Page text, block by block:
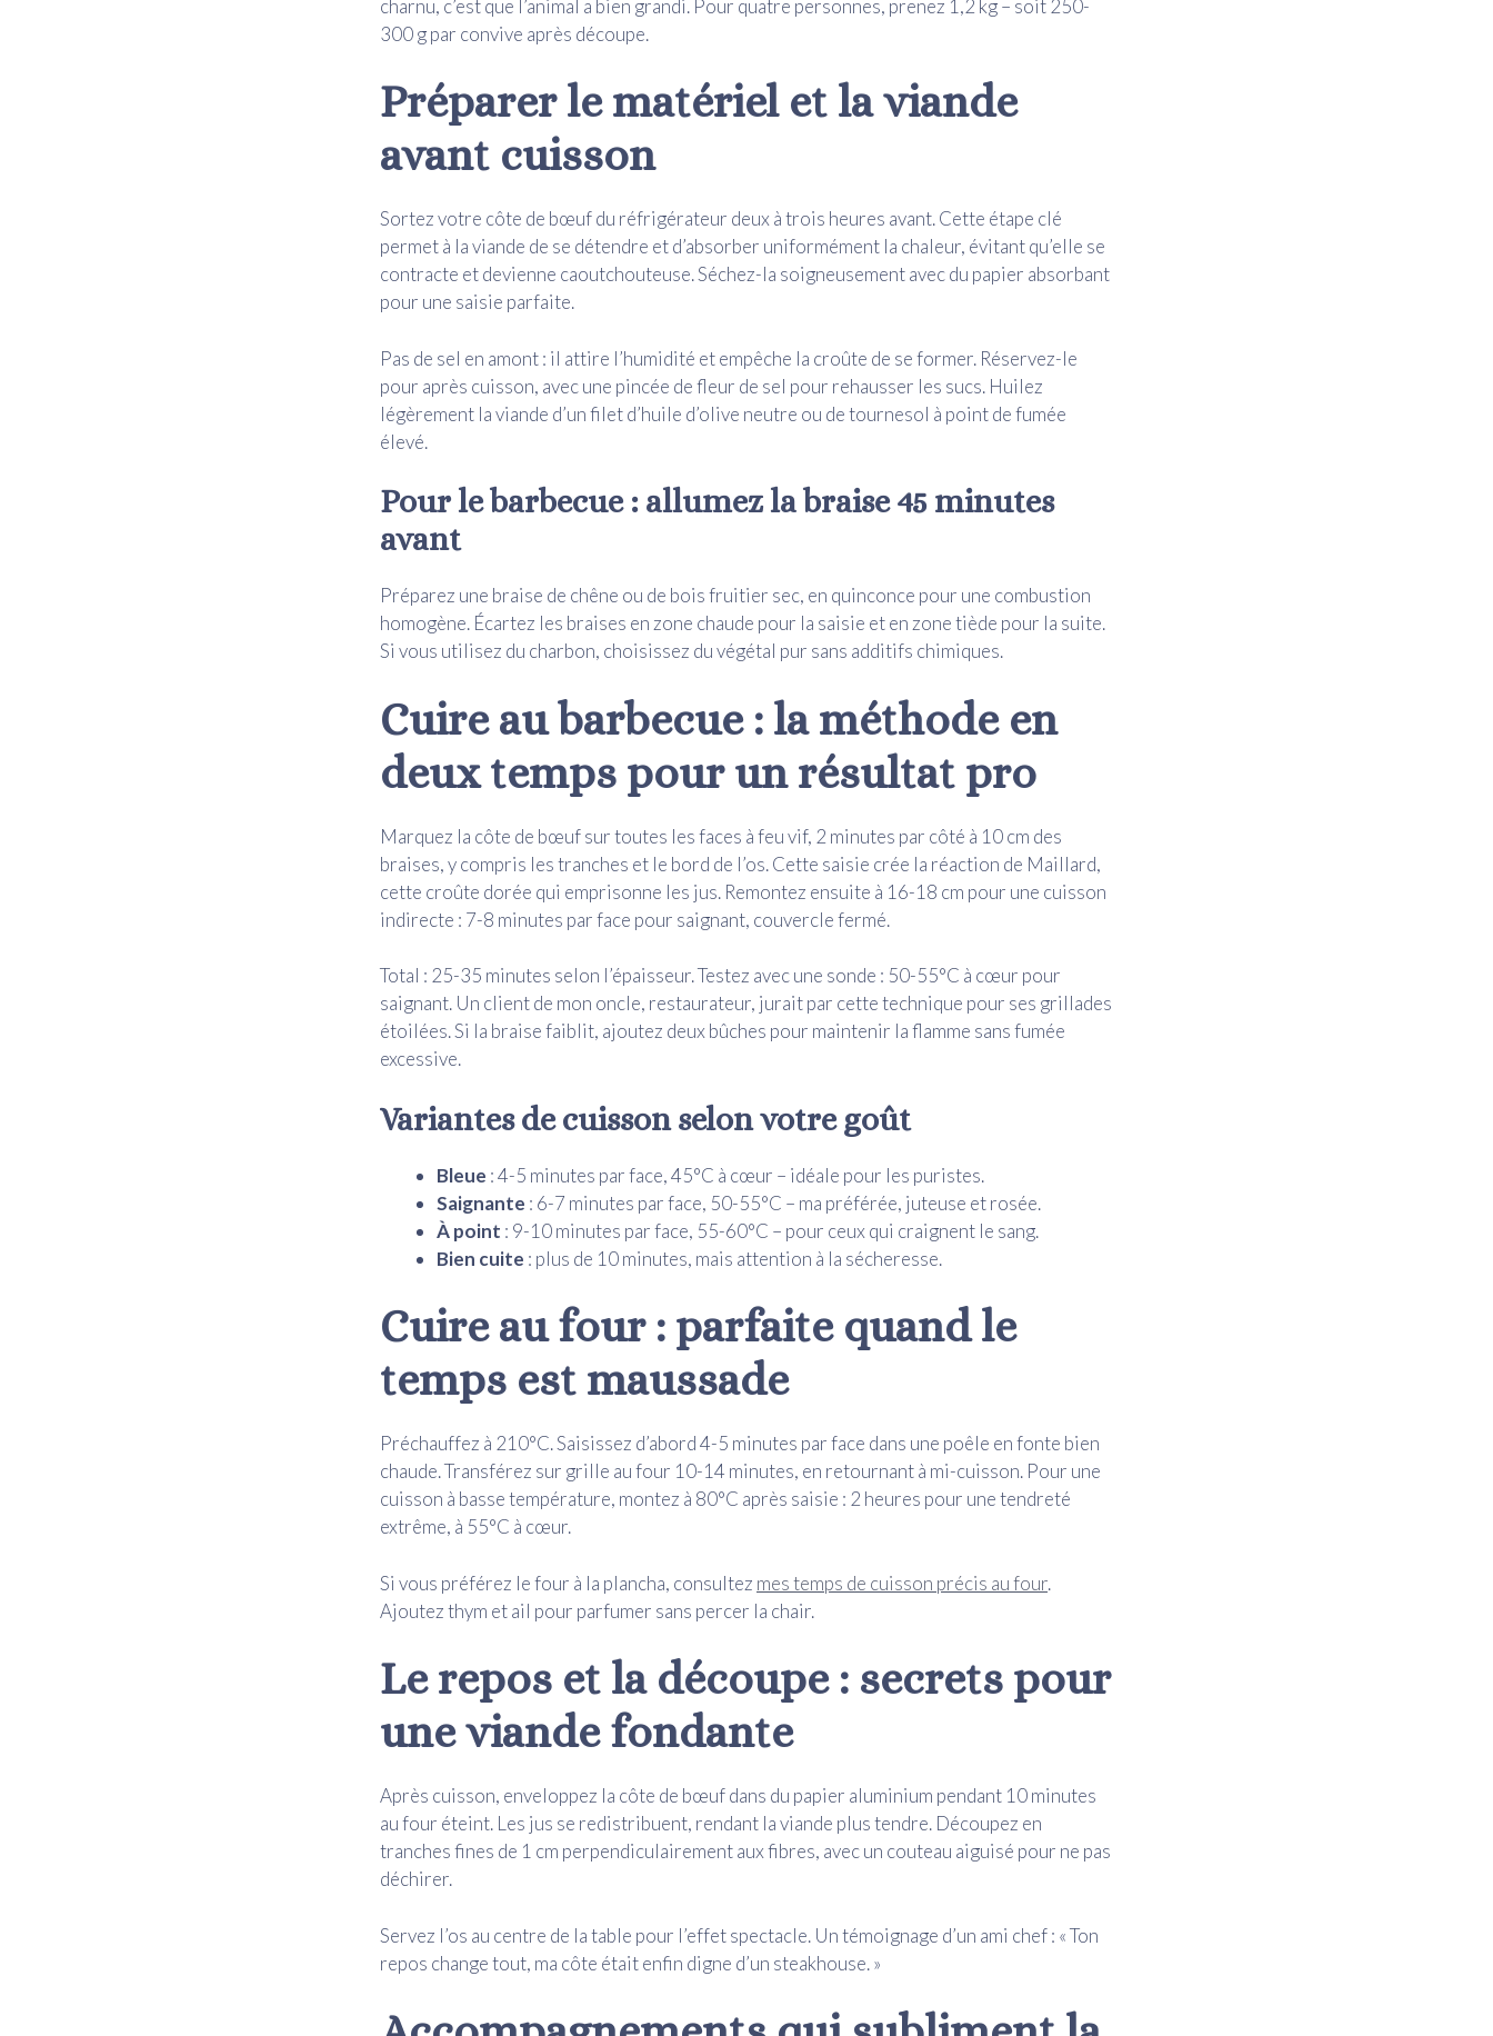
charnu, c’est que l’animal a bien grandi. Pour quatre personnes, prenez 1,2 kg – soit 250-
300 g par convive après découpe.
Préparer le matériel et la viande
avant cuisson
Sortez votre côte de bœuf du réfrigérateur deux à trois heures avant. Cette étape clé
permet à la viande de se détendre et d’absorber uniformément la chaleur, évitant qu’elle se
contracte et devienne caoutchouteuse. Séchez-la soigneusement avec du papier absorbant
pour une saisie parfaite.
Pas de sel en amont : il attire l’humidité et empêche la croûte de se former. Réservez-le
pour après cuisson, avec une pincée de fleur de sel pour rehausser les sucs. Huilez
légèrement la viande d’un filet d’huile d’olive neutre ou de tournesol à point de fumée
élevé.
Pour le barbecue : allumez la braise 45 minutes
avant
Préparez une braise de chêne ou de bois fruitier sec, en quinconce pour une combustion
homogène. Écartez les braises en zone chaude pour la saisie et en zone tiède pour la suite.
Si vous utilisez du charbon, choisissez du végétal pur sans additifs chimiques.
Cuire au barbecue : la méthode en
deux temps pour un résultat pro
Marquez la côte de bœuf sur toutes les faces à feu vif, 2 minutes par côté à 10 cm des
braises, y compris les tranches et le bord de l’os. Cette saisie crée la réaction de Maillard,
cette croûte dorée qui emprisonne les jus. Remontez ensuite à 16-18 cm pour une cuisson
indirecte : 7-8 minutes par face pour saignant, couvercle fermé.
Total : 25-35 minutes selon l’épaisseur. Testez avec une sonde : 50-55°C à cœur pour
saignant. Un client de mon oncle, restaurateur, jurait par cette technique pour ses grillades
étoilées. Si la braise faiblit, ajoutez deux bûches pour maintenir la flamme sans fumée
excessive.
Variantes de cuisson selon votre goût
Bleue : 4-5 minutes par face, 45°C à cœur – idéale pour les puristes.
Saignante : 6-7 minutes par face, 50-55°C – ma préférée, juteuse et rosée.
À point : 9-10 minutes par face, 55-60°C – pour ceux qui craignent le sang.
Bien cuite : plus de 10 minutes, mais attention à la sécheresse.
Cuire au four : parfaite quand le
temps est maussade
Préchauffez à 210°C. Saisissez d’abord 4-5 minutes par face dans une poêle en fonte bien
chaude. Transférez sur grille au four 10-14 minutes, en retournant à mi-cuisson. Pour une
cuisson à basse température, montez à 80°C après saisie : 2 heures pour une tendreté
extrême, à 55°C à cœur.
Si vous préférez le four à la plancha, consultez mes temps de cuisson précis au four.
Ajoutez thym et ail pour parfumer sans percer la chair.
Le repos et la découpe : secrets pour
une viande fondante
Après cuisson, enveloppez la côte de bœuf dans du papier aluminium pendant 10 minutes
au four éteint. Les jus se redistribuent, rendant la viande plus tendre. Découpez en
tranches fines de 1 cm perpendiculairement aux fibres, avec un couteau aiguisé pour ne pas
déchirer.
Servez l’os au centre de la table pour l’effet spectacle. Un témoignage d’un ami chef : « Ton
repos change tout, ma côte était enfin digne d’un steakhouse. »